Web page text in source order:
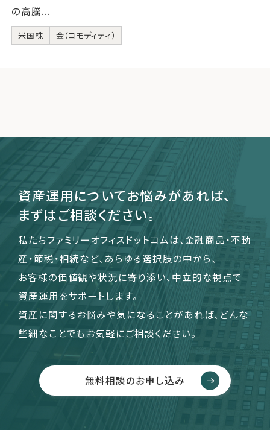
の高騰...
米国株 金（コモディティ）
資産運用についてお悩みがあれば、
まずはご相談ください。
私たちファミリーオフィスドットコムは、金融商品・不動
産・節税・相続など、あらゆる選択肢の中から、
お客様の価値観や状況に寄り添い、中立的な視点で
資産運用をサポートします。
資産に関するお悩みや気になることがあれば、どんな
些細なことでもお気軽にご相談ください。
無料相談のお申し込み